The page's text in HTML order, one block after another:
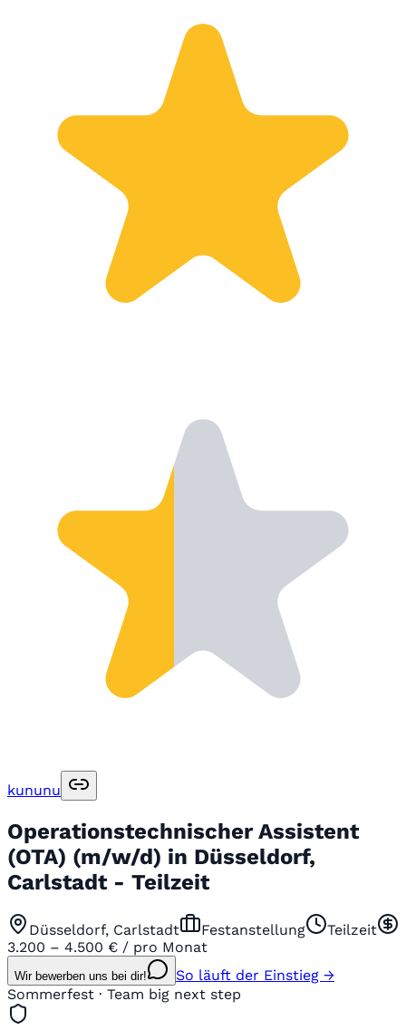
kununu
Operationstechnischer Assistent
(OTA) (m/w/d) in Düsseldorf,
Carlstadt - Teilzeit
Düsseldorf, Carlstadt Festanstellung
Teilzeit
3.200 – 4.500 € / pro Monat
Wir bewerben uns bei dir!
So läuft der Einstieg →
Sommerfest · Team big next step